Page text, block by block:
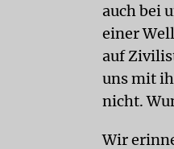
auch bei
einer
auf
uns mit
nicht.
Wir